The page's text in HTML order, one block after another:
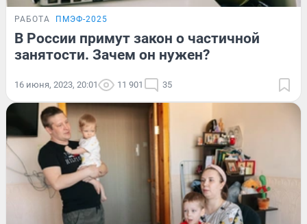
РАБОТА ПМЭФ-2025
В России примут закон о частичной
занятости. Зачем он нужен?
16 июня, 2023, 20:01 11 901 35